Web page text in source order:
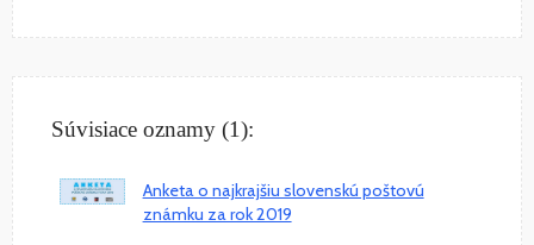
Súvisiace oznamy (1):
Anketa o najkrajšiu slovenskú poštovú
známku za rok 2019